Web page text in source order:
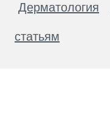
Дерматология
статьям